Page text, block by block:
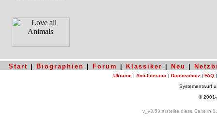
Start Biographien Forum Klassiker Neu
Ukraine | Anti-Literatur | Datenschutz | FAQ
Systementwurf
©
v_v3.53 erstellte diese Seite in